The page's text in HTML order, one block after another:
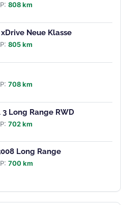
808 km
Neue Klasse
805 km
708 km
Long Range RWD
702 km
Long Range
700 km